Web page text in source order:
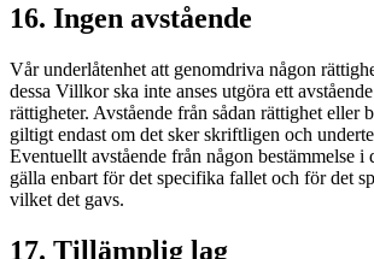
16. Ingen avstående
Vår underlåtenhet att genomdriva någon
dessa Villkor ska inte anses utgöra ett
rättigheter. Avstående från sådan rättighet eller
giltigt endast om det sker skriftligen och
Eventuellt avstående från någon bestämmelse i
gälla enbart för det specifika fallet och för det
vilket det gavs.
17. Tillämplig lag